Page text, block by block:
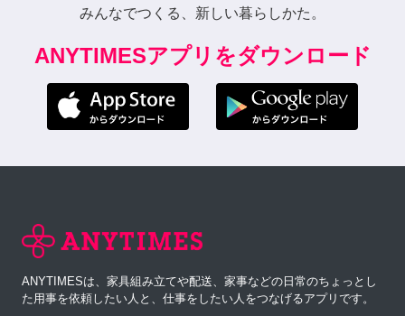
みんなでつくる、新しい暮らしかた。
ANYTIMESアプリをダウンロード
ANYTIMESは、家具組み立てや配送、家事などの日常のちょっとし
た用事を依頼したい人と、仕事をしたい人をつなげるアプリです。